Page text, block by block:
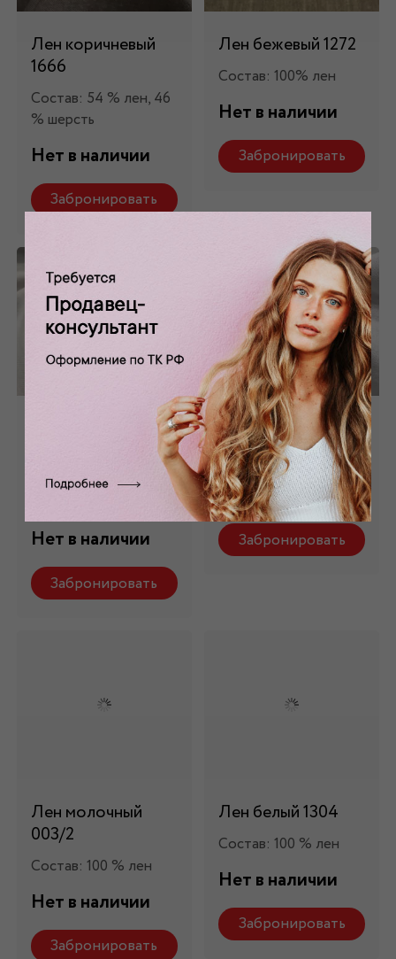
Лен коричневый
1666
Состав: 54 % лен, 46
% шерсть
Нет в наличии
Забронировать
Лен бежевый 1272
Состав: 100% лен
Нет в наличии
Забронировать
Хлопок-лен белый
Состав: 63 % х/б ,32
Нет в наличии
Забронировать
Лен белый 003/1
Состав: 100 % лен
Нет в наличии
Забронировать
Лен молочный
003/2
Состав: 100 % лен
Нет в наличии
Забронировать
Лен белый 1304
Состав: 100 % лен
Нет в наличии
Забронировать